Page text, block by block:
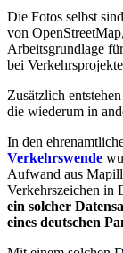
Die Fotos selbst
von
Arbeitsgrundlage
bei
Zusätzlich
die wiederum in
In den
Verkehrswende
Aufwand aus
Verkehrszeichen in
ein solcher
eines deutschen